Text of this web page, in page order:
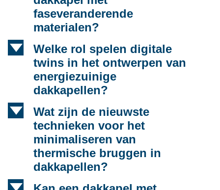
faseveranderende
materialen?
d
Welke rol spelen digitale
twins in het ontwerpen van
energiezuinige
dakkapellen?
d
Wat zijn de nieuwste
technieken voor het
minimaliseren van
thermische bruggen in
dakkapellen?